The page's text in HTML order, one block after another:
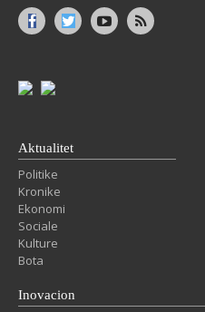
Aktualitet
Politike
Kronike
Ekonomi
Sociale
Kulture
Bota
Inovacion